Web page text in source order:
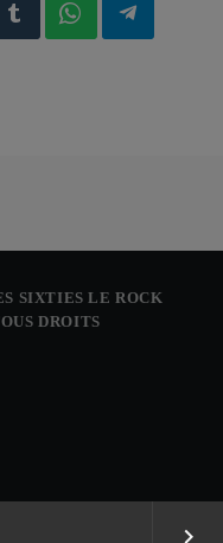
keyboard_arrow_right
SIXTIES LE ROCK
DROITS